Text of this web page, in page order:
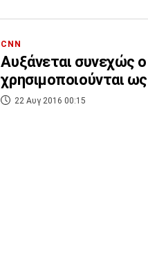
CNN
Αυξάνεται συνεχώς
χρησιμοποιούνται
22 Αυγ 2016 00:15